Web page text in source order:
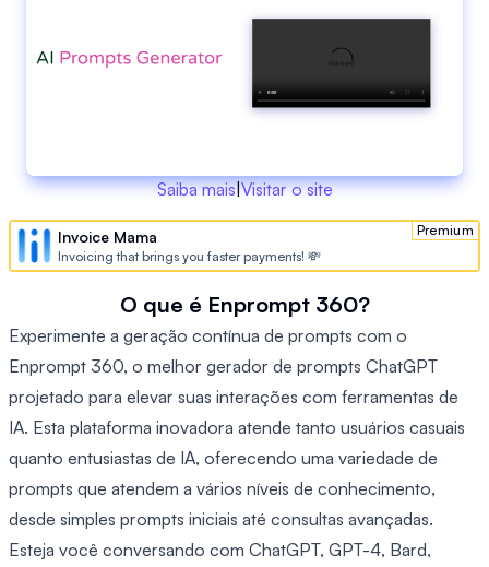
Saiba mais|Visitar o site
Premium
Invoice Mama
Invoicing that brings you faster payments! 💸
O que é Enprompt 360?
Experimente a geração contínua de prompts com o
Enprompt 360, o melhor gerador de prompts ChatGPT
projetado para elevar suas interações com ferramentas de
IA. Esta plataforma inovadora atende tanto usuários casuais
quanto entusiastas de IA, oferecendo uma variedade de
prompts que atendem a vários níveis de conhecimento,
desde simples prompts iniciais até consultas avançadas.
Esteja você conversando com ChatGPT, GPT-4, Bard,